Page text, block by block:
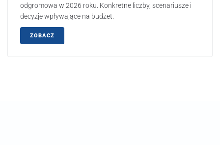
odgromowa w 2026 roku. Konkretne liczby, scenariusze i
decyzje wpływające na budżet.
ZOBACZ